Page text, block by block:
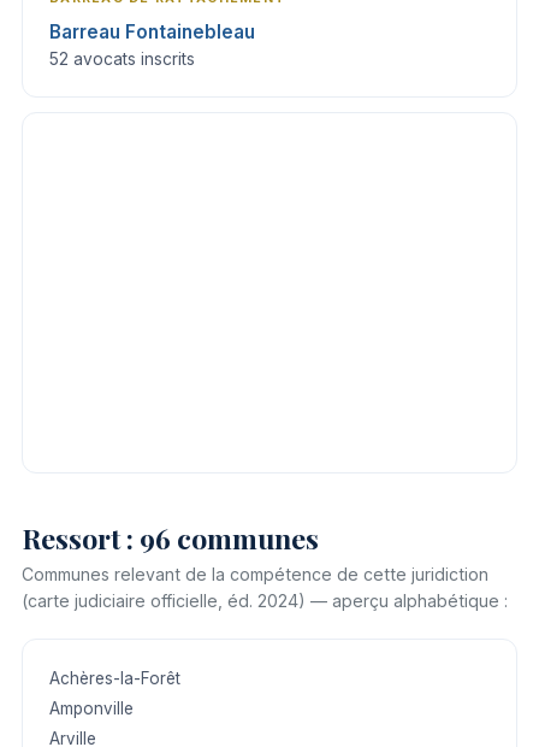
Barreau Fontainebleau
52 avocats inscrits
Ressort : 96 communes
Communes relevant de la compétence de cette juridiction
(carte judiciaire officielle, éd. 2024) — aperçu alphabétique :
Achères-la-Forêt
Amponville
Arville